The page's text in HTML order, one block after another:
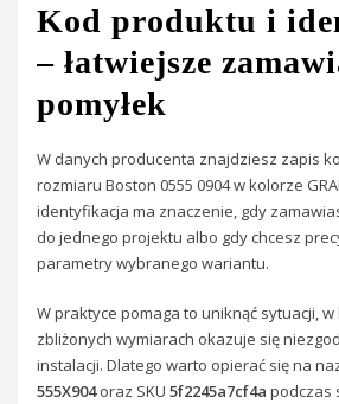
Kod produktu i
– łatwiejsze
pomyłek
W danych producenta znajdziesz zapis
rozmiaru Boston 0555 0904 w kolorze
identyfikacja ma znaczenie, gdy
do jednego projektu albo gdy chcesz
parametry wybranego wariantu.
W praktyce pomaga to uniknąć sytuacji,
zbliżonych wymiarach okazuje się
instalacji. Dlatego warto opierać się na
555X904oraz SKU5f2245a7cf4a podczas